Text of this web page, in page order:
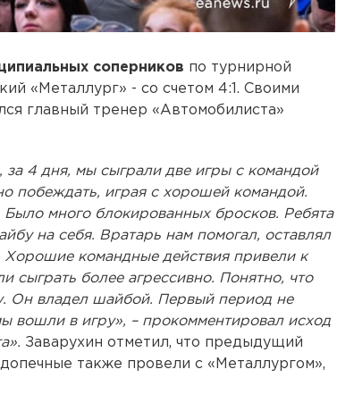
соперников по турнирной
«Металлург» - со счетом 4:1. Своими
главный тренер «Автомобилиста»
за 4 дня, мы сыграли две игры с командой
побеждать, играя с хорошей командой.
Было много блокированных бросков. Ребята
на себя. Вратарь нам помогал, оставлял
командные действия привели к
сыграть более агрессивно. Понятно, что
Он владел шайбой. Первый период не
вошли в игру», – прокомментировал исход
Заварухин отметил, что предыдущий
также провели с «Металлургом»,